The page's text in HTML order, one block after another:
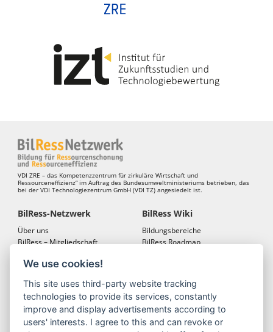
We use cookies!
This site uses third-party website tracking
technologies to provide its services, constantly
improve and display advertisements according to
users' interests. I agree to this and can revoke or
VDI ZRE – das Kompetenzzentrum für zirkuläre Wirtschaft und
Ressourceneffizienz“ im Auftrag des Bundesumweltministeriums betrieben, das
bei der VDI Technologiezentrum GmbH (VDI TZ) angesiedelt ist.
BilRess-Netzwerk
Über uns
BilRess – Mitgliedschaft
BilRess Wiki
Bildungsbereiche
BilRess Roadmap
BilRess Module
Jugend forscht
Reallabor
Projekte
BilRess-Projekt
LehrRess